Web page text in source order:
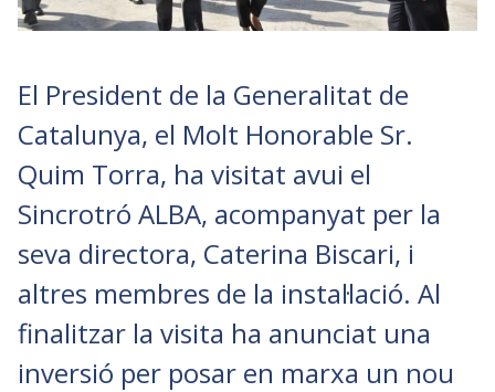
El President de la Generalitat de
Catalunya, el Molt Honorable Sr.
Quim Torra, ha visitat avui el
Sincrotró ALBA, acompanyat per la
seva directora, Caterina Biscari, i
altres membres de la instal·lació. Al
finalitzar la visita ha anunciat una
inversió per posar en marxa un nou